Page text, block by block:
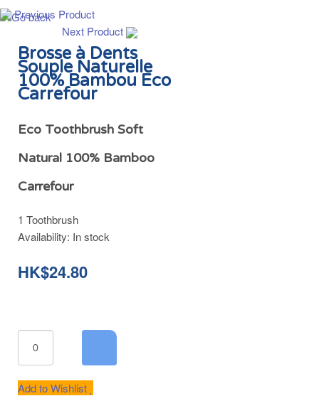
Previous Product
Next Product
Brosse à Dents
Souple Naturelle
100% Bambou Eco
Carrefour
Eco Toothbrush Soft
Natural 100% Bamboo
Carrefour
1 Toothbrush
Availability: In stock
HK$24.80
Add to Wishlist